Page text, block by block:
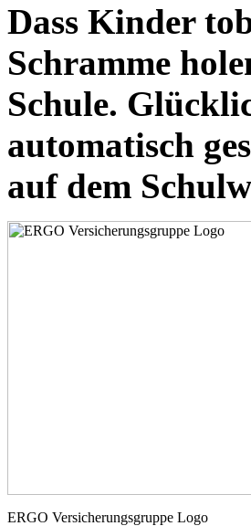
Dass Kinder
Schramme
Schule.
automatisch
auf dem
ERGO Versicherungsgruppe Logo